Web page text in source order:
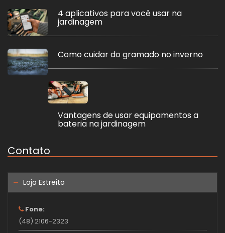
4 aplicativos para você usar na
jardinagem
Como cuidar do gramado no inverno
Vantagens de usar equipamentos a
bateria na jardinagem
Contato
Loja Estreito
Fone:
(48) 2106-2323